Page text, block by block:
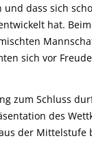
dass sich
hat.
sich vor
zum Schluss
des
der Mittelstufe